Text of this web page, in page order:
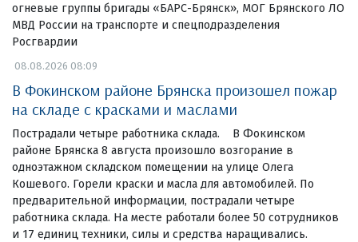
огневые группы бригады «БАРС-Брянск», МОГ Брянского ЛО
МВД России на транспорте и спецподразделения
Росгвардии
08.08.2026 08:09
В Фокинском районе Брянска произошел пожар
на складе с красками и маслами
Пострадали четыре работника склада. В Фокинском
районе Брянска 8 августа произошло возгорание в
одноэтажном складском помещении на улице Олега
Кошевого. Горели краски и масла для автомобилей. По
предварительной информации, пострадали четыре
работника склада. На месте работали более 50 сотрудников
и 17 единиц техники, силы и средства наращивались.